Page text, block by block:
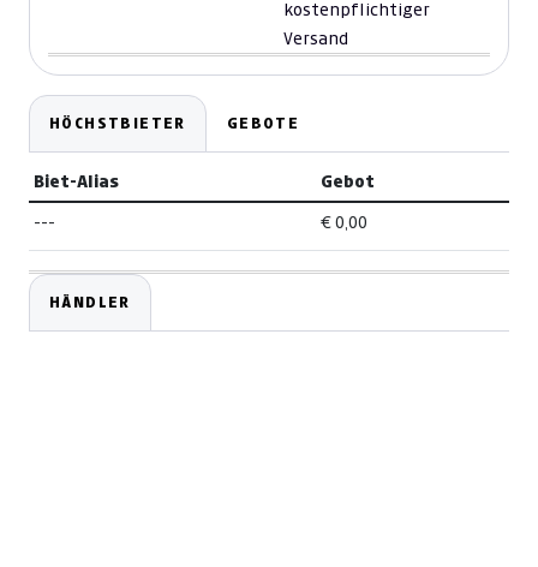
kostenpflichtiger
Versand
HÖCHSTBIETER GEBOTE
Biet-Alias Gebot
--- € 0,00
HÄNDLER